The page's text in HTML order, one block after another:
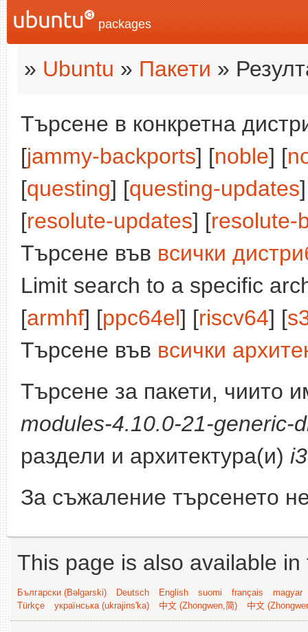
packages
» Ubuntu » Пакети »
Търсене в конкретна
[jammy-backports] [noble] [
[questing] [questing-updates
[resolute-updates] [resolute-
Търсене във всички
Limit search to a specific
[armhf] [ppc64el] [riscv64] [
Търсене във всички
Търсене за пакети, чиито
modules-4.10.0-21-generic-
раздели и архитектура(и)
За съжаление търсенето
This page is also available
Български (Bəlgarski) Deutsch English suomi français
magyar
Türkçe
українська (ukrajins'ka) 中文 (Zhongwen,简) 中文